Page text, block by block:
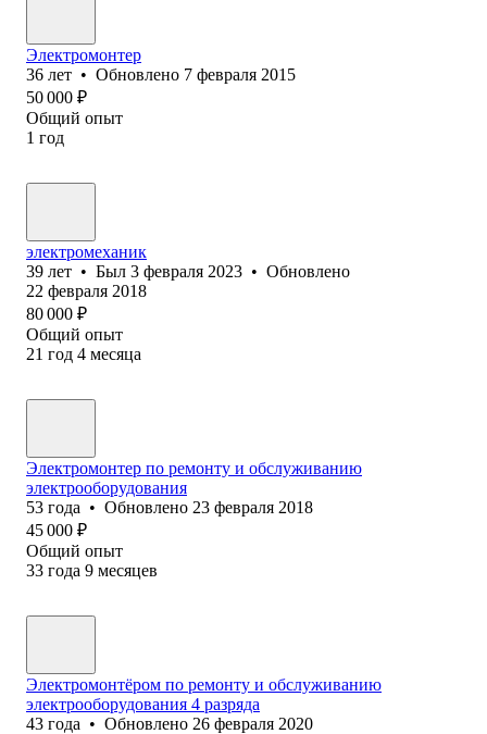
Электромонтер
36 лет • Обновлено 7 февраля 2015
50 000 ₽
Общий опыт
1 год
электромеханик
39 лет • Был 3 февраля 2023 • Обновлено
22 февраля 2018
80 000 ₽
Общий опыт
21 год 4 месяца
Электромонтер по ремонту и обслуживанию
электрооборудования
53 года • Обновлено 23 февраля 2018
45 000 ₽
Общий опыт
33 года 9 месяцев
Электромонтёром по ремонту и обслуживанию
электрооборудования 4 разряда
43 года • Обновлено 26 февраля 2020